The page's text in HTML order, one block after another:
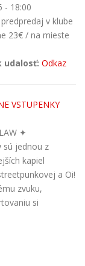
- 18:00
predpredaj v klube
23€ / na mieste
udalosť: Odkaz
VSTUPENKY
✦
sú jednou z
kapiel
a Oi!
zvuku,
si